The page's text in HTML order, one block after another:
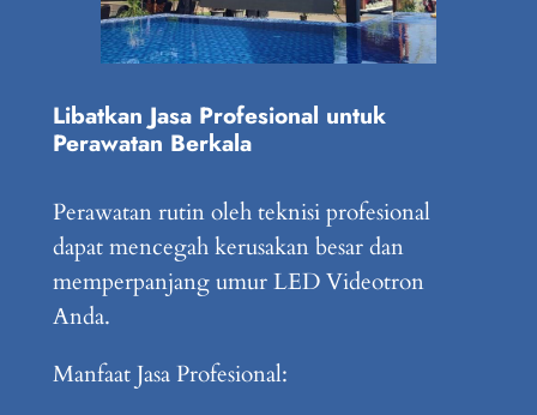
Libatkan Jasa Profesional untuk
Perawatan Berkala
Perawatan rutin oleh teknisi profesional
dapat mencegah kerusakan besar dan
memperpanjang umur LED Videotron
Anda.
Manfaat Jasa Profesional: